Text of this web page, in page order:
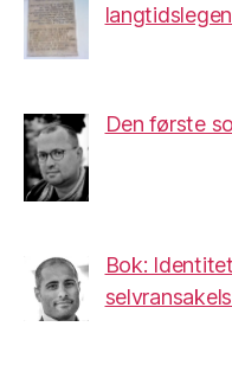
Den første
Bok: